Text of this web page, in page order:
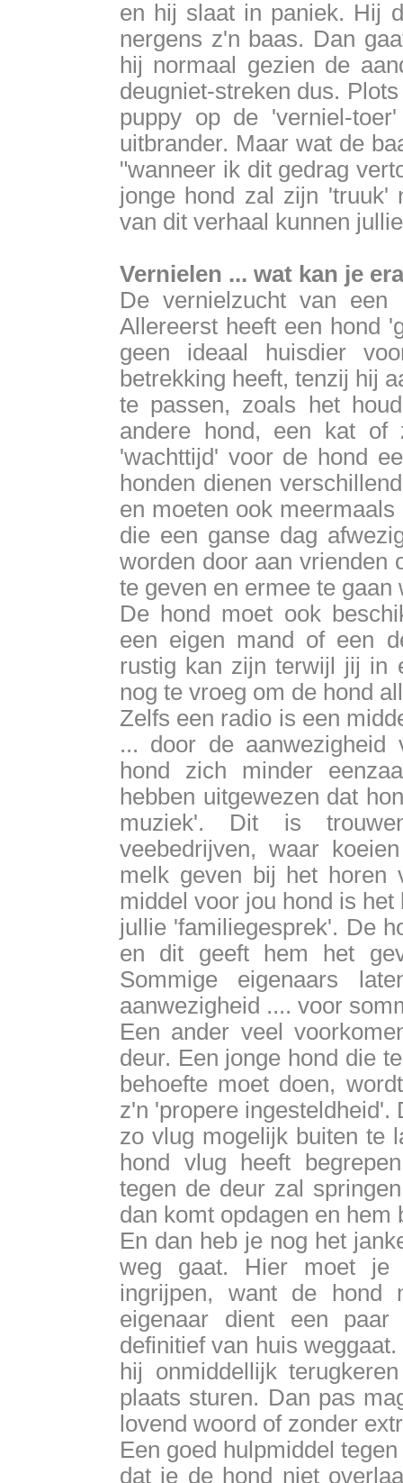
en hij slaat in paniek. Hij
nergens z'n baas. Dan
hij normaal gezien de
deugniet-streken dus.
puppy op de 'verniel-
uitbrander. Maar wat de
"wanneer ik dit gedrag
jonge hond zal zijn 'truuk'
van dit verhaal kunnen
Vernielen ... wat kan je
De vernielzucht van een
Allereerst heeft een hond
geen ideaal huisdier
betrekking heeft, tenzij hij
te passen, zoals het
andere hond, een kat of
'wachttijd' voor de hond
honden dienen
en moeten ook
die een ganse dag
worden door aan vrienden
te geven en ermee te gaan
De hond moet ook
een eigen mand of een
rustig kan zijn terwijl jij in
nog te vroeg om de hond
Zelfs een radio is een
... door de aanwezigheid
hond zich minder
hebben uitgewezen dat
muziek'. Dit is
veebedrijven, waar
melk geven bij het horen
middel voor jou hond is
jullie 'familiegesprek'. De
en dit geeft hem het
Sommige eigenaars
aanwezigheid .... voor
Een ander veel
deur. Een jonge hond die
behoefte moet doen,
z'n 'propere ingesteldheid'.
zo vlug mogelijk buiten te
hond vlug heeft
tegen de deur zal
dan komt opdagen en hem
En dan heb je nog het
weg gaat. Hier moet je
ingrijpen, want de
eigenaar dient een
definitief van huis
hij onmiddellijk
plaats sturen. Dan pas
lovend woord of zonder
Een goed hulpmiddel
dat je de hond niet